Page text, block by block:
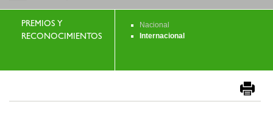
PREMIOS Y
RECONOCIMIENTOS
Nacional
Internacional